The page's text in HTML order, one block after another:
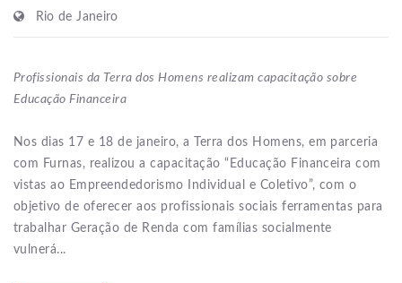
Rio de Janeiro
Profissionais da Terra dos Homens realizam capacitação sobre
Educação Financeira
Nos dias 17 e 18 de janeiro, a Terra dos Homens, em parceria
com Furnas, realizou a capacitação “Educação Financeira com
vistas ao Empreendedorismo Individual e Coletivo”, com o
objetivo de oferecer aos profissionais sociais ferramentas para
trabalhar Geração de Renda com famílias socialmente
vulnerá...